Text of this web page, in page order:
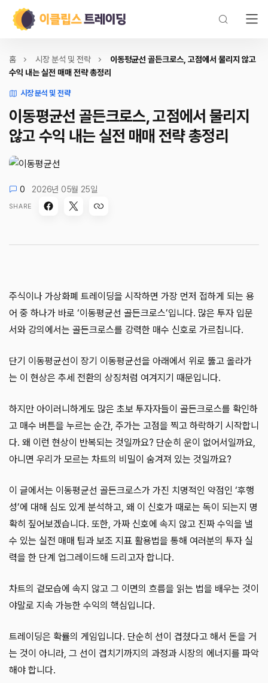
홈 시장 분석 및 전략
이동평균선 골든크로스, 고점에서 물리지 않고
수익 내는 실전 매매 전략 총정리
시장 분석 및 전략
이동평균선 골든크로스, 고점에서 물리지
않고 수익 내는 실전 매매 전략 총정리
0 2026년 05월 25일
SHARE
주식이나 가상화폐 트레이딩을 시작하면 가장 먼저 접하게 되는 용
어 중 하나가 바로 ‘이동평균선 골든크로스’입니다. 많은 투자 입문
서와 강의에서는 골든크로스를 강력한 매수 신호로 가르칩니다.
단기 이동평균선이 장기 이동평균선을 아래에서 위로 뚫고 올라가
는 이 현상은 추세 전환의 상징처럼 여겨지기 때문입니다.
하지만 아이러니하게도 많은 초보 투자자들이 골든크로스를 확인하
고 매수 버튼을 누르는 순간, 주가는 고점을 찍고 하락하기 시작합니
다. 왜 이런 현상이 반복되는 것일까요? 단순히 운이 없어서일까요,
아니면 우리가 모르는 차트의 비밀이 숨겨져 있는 것일까요?
이 글에서는 이동평균선 골든크로스가 가진 치명적인 약점인 ‘후행
성’에 대해 심도 있게 분석하고, 왜 이 신호가 때로는 독이 되는지 명
확히 짚어보겠습니다. 또한, 가짜 신호에 속지 않고 진짜 수익을 낼
수 있는 실전 매매 팁과 보조 지표 활용법을 통해 여러분의 투자 실
력을 한 단계 업그레이드해 드리고자 합니다.
차트의 겉모습에 속지 않고 그 이면의 흐름을 읽는 법을 배우는 것이
야말로 지속 가능한 수익의 핵심입니다.
트레이딩은 확률의 게임입니다. 단순히 선이 겹쳤다고 해서 돈을 거
는 것이 아니라, 그 선이 겹치기까지의 과정과 시장의 에너지를 파악
해야 합니다.